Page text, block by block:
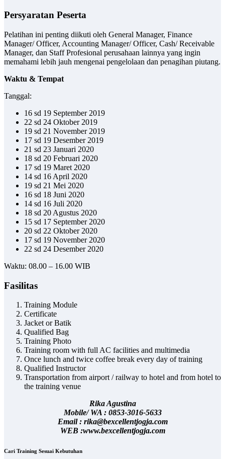
Persyaratan Peserta
Pelatihan ini penting diikuti oleh General Manager, Finance
Manager/ Officer, Accounting Manager/ Officer, Cash/ Receivable
Manager, dan Staff Profesional perusahaan lainnya yang ingin
memahami lebih jauh mengenai pengelolaan dan penagihan piutang.
Waktu & Tempat
Tanggal:
16 sd 19 September 2019
22 sd 24 Oktober 2019
19 sd 21 November 2019
17 sd 19 Desember 2019
21 sd 23 Januari 2020
18 sd 20 Februari 2020
17 sd 19 Maret 2020
14 sd 16 April 2020
19 sd 21 Mei 2020
16 sd 18 Juni 2020
14 sd 16 Juli 2020
18 sd 20 Agustus 2020
15 sd 17 September 2020
20 sd 22 Oktober 2020
17 sd 19 November 2020
22 sd 24 Desember 2020
Waktu: 08.00 – 16.00 WIB
Fasilitas
Training Module
Certificate
Jacket or Batik
Qualified Bag
Training Photo
Training room with full AC facilities and multimedia
Once lunch and twice coffee break every day of training
Qualified Instructor
Transportation from airport / railway to hotel and from hotel to
the training venue
Rika Agustina
Mobile/ WA : 0853-3016-5633
Email : rika@bexcellentjogja.com
WEB :www.bexcellentjogja.com
Cari Training Sesuai Kebutuhan